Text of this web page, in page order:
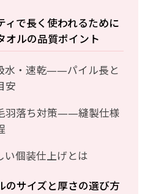
ィで長く使われるために
ルの品質ポイント
水・速乾——パイル長と
安
羽落ち対策——縫製仕様
い個装仕上げとは
のサイズと厚さの選び方